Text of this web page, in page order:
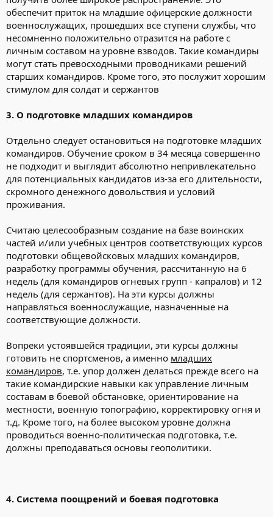
обеспечит приток на младшие офицерские должности
военнослужащих, прошедших все ступени службы, что
несомненно положительно отразится на работе с
личным составом на уровне взводов. Такие командиры
могут стать превосходными проводниками решений
старших командиров. Кроме того, это послужит хорошим
стимулом для солдат и сержантов
3. О подготовке младших командиров
Отдельно следует остановиться на подготовке младших
командиров. Обучение сроком в 34 месяца совершенно
не подходит и выглядит абсолютно непривлекательно
для потенциальных кандидатов из-за его длительности,
скромного денежного довольствия и условий
проживания.
Считаю целесообразным создание на базе воинских
частей и/или учебных центров соответствующих курсов
подготовки общевойсковых младших командиров,
разработку программы обучения, рассчитанную на 6
недель (для командиров огневых групп - капралов) и 12
недель (для сержантов). На эти курсы должны
направляться военнослужащие, назначенные на
соответствующие должности.
Вопреки устоявшейся традиции, эти курсы должны
готовить не спортсменов, а именно младших
командиров, т.е. упор должен делаться прежде всего на
такие командирские навыки как управление личным
составам в боевой обстановке, ориентирование на
местности, военную топографию, корректировку огня и
т.д. Кроме того, на более высоком уровне должна
проводиться военно-политическая подготовка, т.е.
должны преподаваться основы геополитики.
4. Система поощрений и боевая подготовка